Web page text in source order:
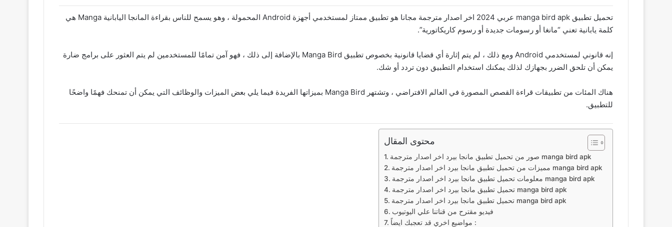
تحميل تطبيق manga bird apk عربي 2024 اخر اصدار مترجمة مجانا هو تطبيق ممتاز لمستخدمي أجهزة Android المحمولة ، وهو يسمح للناس بقراءة المانجا اليابانية Manga هي
كلمة يابانية تعني “مانغا أو رسومات جديدة أو رسوم كاريكاتورية”.
إنه قانوني لمستخدمي Android ومع ذلك ، لم يتم إثارة أي قضايا قانونية بخصوص تطبيق Manga Bird بالإضافة إلى ذلك ، فهو آمن تمامًا للمستخدمين لم يتم العثور على برامج ضارة
يمكن أن تلحق الضرر بجهازك لذلك يمكنك استخدام التطبيق دون تردد أو شك.
هناك المئات من تطبيقات قراءة القصص المصورة في العالم الافتراضي ، وتشتهر Manga Bird بميزاتها الفريدة فيما يلي بعض الميزات والوظائف التي يمكن أن تمنحك فهمًا واضحًا
للتطبيق.
محتوى المقال
صور من تحميل تطبيق مانجا بيرد اخر اصدار مترجمة manga bird apk
مميزات من تحميل تطبيق مانجا بيرد اخر اصدار مترجمة manga bird apk
معلومات تحميل تطبيق مانجا بيرد اخر اصدار مترجمة manga bird apk
تحميل تطبيق مانجا بيرد اخر اصدار مترجمة manga bird apk
تحميل تطبيق مانجا بيرد اخر اصدار مترجمة manga bird apk
فيديو مقترح من قناتنا علي اليوتيوب
مواضيع اخري قد تعجبك ايضاً :